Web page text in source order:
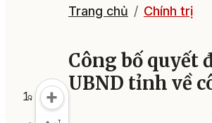
Trang chủ Chính trị
Công bố quyết
UBND tỉnh về